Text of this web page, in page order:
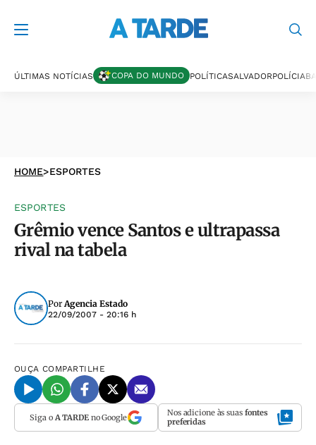
ÚLTIMAS NOTÍCIAS COPA DO MUNDO POLÍTICASALVADORPOLÍCIA
HOME>ESPORTES
ESPORTES
Grêmio vence Santos e ultrapassa
rival na tabela
PorAgencia Estado
22/09/2007 - 20:16 h
OUÇA COMPARTILHE
Siga o A TARDEno Google Nos adicione às suas fontes
preferidas